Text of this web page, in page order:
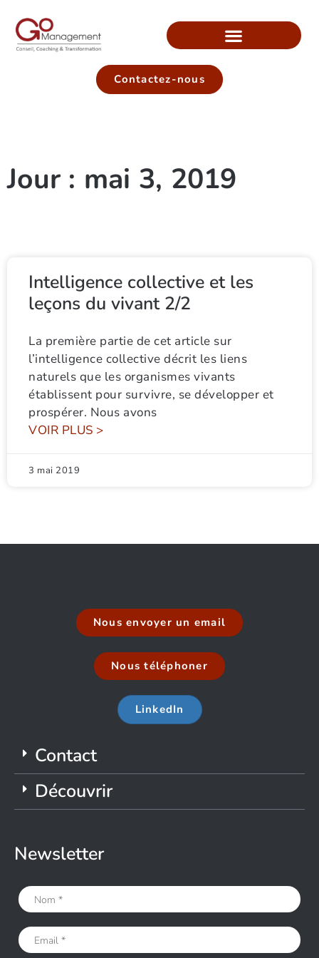
Contactez-nous
Jour : mai 3, 2019
Intelligence collective et les
leçons du vivant 2/2
La première partie de cet article sur
l’intelligence collective décrit les liens
naturels que les organismes vivants
établissent pour survivre, se développer et
prospérer. Nous avons
VOIR PLUS >
3 mai 2019
Nous envoyer un email
Nous téléphoner
LinkedIn
Contact
Découvrir
Newsletter